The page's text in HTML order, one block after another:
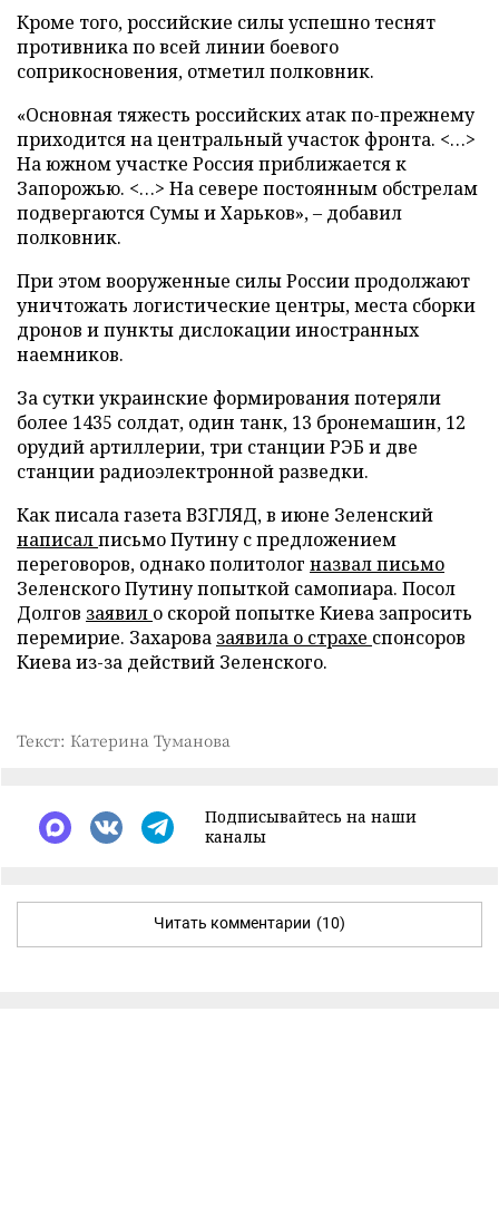
Кроме того, российские силы успешно теснят
противника по всей линии боевого
соприкосновения, отметил полковник.
«Основная тяжесть российских атак по-прежнему
приходится на центральный участок фронта. <…>
На южном участке Россия приближается к
Запорожью. <…> На севере постоянным обстрелам
подвергаются Сумы и Харьков», – добавил
полковник.
При этом вооруженные силы России продолжают
уничтожать логистические центры, места сборки
дронов и пункты дислокации иностранных
наемников.
За сутки украинские формирования потеряли
более 1435 солдат, один танк, 13 бронемашин, 12
орудий артиллерии, три станции РЭБ и две
станции радиоэлектронной разведки.
Как писала газета ВЗГЛЯД, в июне Зеленский
написалписьмо Путину с предложением
переговоров, однако политолог назвал письмо
Зеленского Путину попыткой самопиара. Посол
Долгов заявил о скорой попытке Киева запросить
перемирие. Захарова заявила о страхе спонсоров
Киева из-за действий Зеленского.
Текст: Катерина Туманова
Подписывайтесь на наши
каналы
Читать комментарии (10)